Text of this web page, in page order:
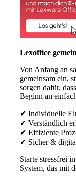
Lexoffice
Von Anfang an
gemeinsam ein,
sorgen dafür,
Beginn an
✔ Individuelle
✔ Verständlich
✔ Effiziente
✔ Sicher &
Starte stressfrei
System, das mit